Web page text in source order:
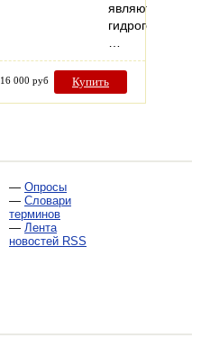
являются
16 000 руб Купить
— Опросы
— Словари
терминов
— Лента
новостей RSS